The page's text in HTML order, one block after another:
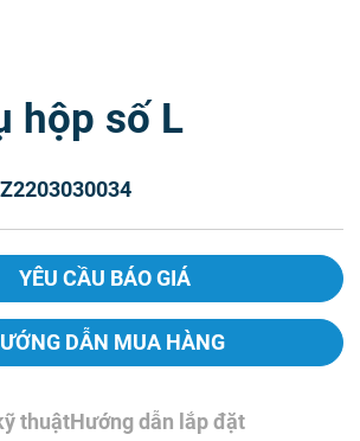
hộp số L
YÊU CẦU BÁO GIÁ
DẪN MUA HÀNG
thuậtHướng dẫn lắp đặt